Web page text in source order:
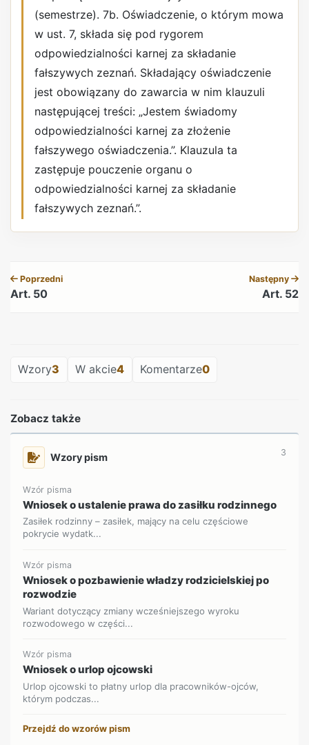
(semestrze). 7b. Oświadczenie, o którym mowa
w ust. 7, składa się pod rygorem
odpowiedzialności karnej za składanie
fałszywych zeznań. Składający oświadczenie
jest obowiązany do zawarcia w nim klauzuli
następującej treści: „Jestem świadomy
odpowiedzialności karnej za złożenie
fałszywego oświadczenia.”. Klauzula ta
zastępuje pouczenie organu o
odpowiedzialności karnej za składanie
fałszywych zeznań.”.
Poprzedni
Art. 50
Następny
Art. 52
Wzory3 W akcie4 Komentarze0
Zobacz także
Wzory pism 3
Wzór pisma
Wniosek o ustalenie prawa do zasiłku rodzinnego
Zasiłek rodzinny – zasiłek, mający na celu częściowe
pokrycie wydatk...
Wzór pisma
Wniosek o pozbawienie władzy rodzicielskiej po
rozwodzie
Wariant dotyczący zmiany wcześniejszego wyroku
rozwodowego w części...
Wzór pisma
Wniosek o urlop ojcowski
Urlop ojcowski to płatny urlop dla pracowników-ojców,
którym podczas...
Przejdź do wzorów pism